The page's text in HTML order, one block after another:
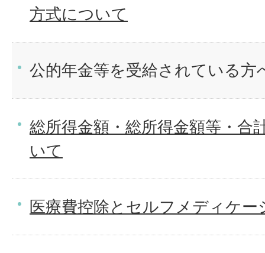
方式について
公的年金等を受給されている方
総所得金額・総所得金額等・合
いて
医療費控除とセルフメディケ